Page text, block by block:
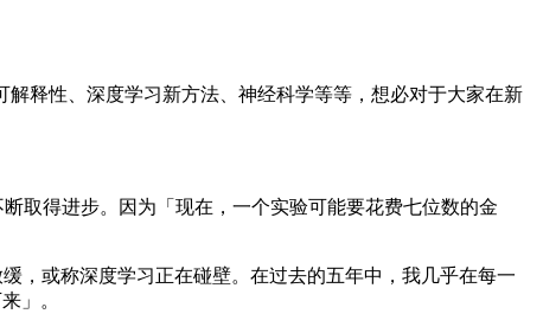
释性、深度学习新方法、神经科学等等，想必对于大家在新
取得进步。因为「现在，一个实验可能要花费七位数的金
，或称深度学习正在碰壁。在过去的五年中，我几乎在每一
」。